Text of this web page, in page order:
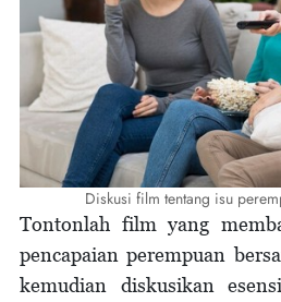
Diskusi film tentang isu
Tontonlah film yang
pencapaian perempuan
kemudian diskusikan